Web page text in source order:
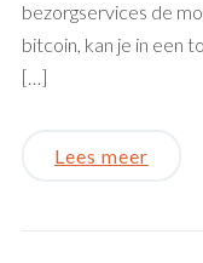
bezorgservices de
bitcoin, kan je in een
[…]
Lees meer